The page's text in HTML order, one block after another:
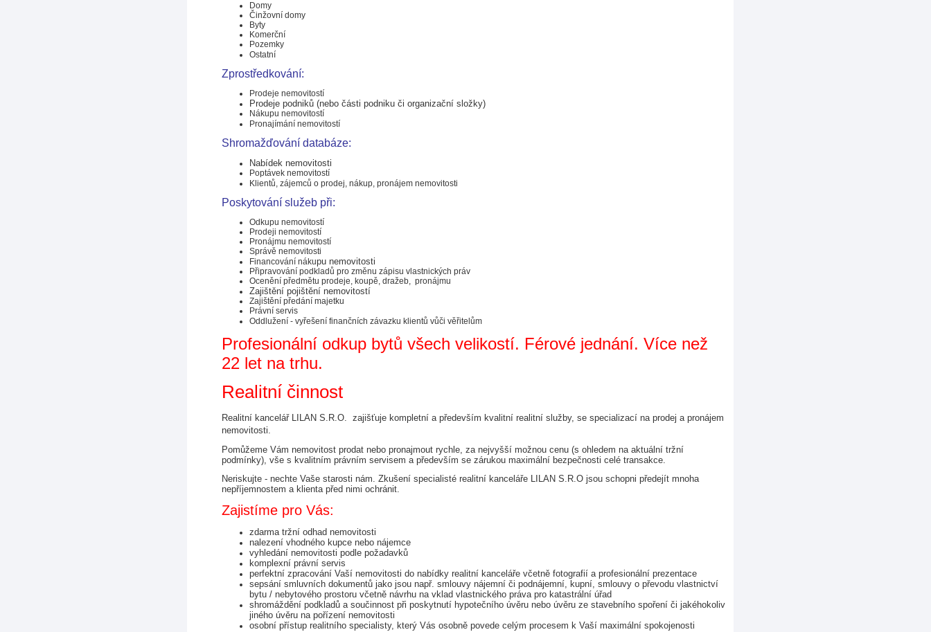
Domy
Činžovní domy
Byty
Komerční
Pozemky
Ostatní
Zprostředkování:
Prodeje nemovitostí
Prodeje podniků (nebo části podniku či organizační složky)
Nákupu nemovitostí
Pronajímání nemovitostí
Shromažďování databáze:
Nabídek nemovitosti
Poptávek nemovitostí
Klientů, zájemců o prodej, nákup, pronájem nemovitosti
Poskytování služeb při:
Odkupu nemovitostí
Prodeji nemovitostí
Pronájmu nemovitostí
Správě nemovitosti
Financování nákupu nemovitosti
Připravování podkladů pro změnu zápisu vlastnických práv
Ocenění předmětu prodeje, koupě, dražeb,  pronájmu
Zajištění pojištění nemovitostí
Zajištění předání majetku
Právní servis
Oddlužení - vyřešení finančních závazku klientů vůči věřitelům
Profesionální odkup bytů všech velikostí. Férové jednání. Více než
22 let na trhu.
Realitní činnost
Realitní kancelář LILAN S.R.O.  zajišťuje kompletní a především kvalitní realitní služby, se specializací na prodej a pronájem
nemovitosti.
Pomůžeme Vám nemovitost prodat nebo pronajmout rychle, za nejvyšší možnou cenu (s ohledem na aktuální tržní
podmínky), vše s kvalitním právním servisem a především se zárukou maximální bezpečnosti celé transakce.
Neriskujte - nechte Vaše starosti nám. Zkušení specialisté realitní kanceláře LILAN S.R.O jsou schopni předejít mnoha
nepříjemnostem a klienta před nimi ochránit.
Zajistíme pro Vás:
zdarma tržní odhad nemovitosti
nalezení vhodného kupce nebo nájemce
vyhledání nemovitosti podle požadavků
komplexní právní servis
perfektní zpracování Vaší nemovitosti do nabídky realitní kanceláře včetně fotografií a profesionální prezentace
sepsání smluvních dokumentů jako jsou např. smlouvy nájemní či podnájemní, kupní, smlouvy o převodu vlastnictví
bytu / nebytového prostoru včetně návrhu na vklad vlastnického práva pro katastrální úřad
shromáždění podkladů a součinnost při poskytnutí hypotečního úvěru nebo úvěru ze stavebního spoření či jakéhokoliv
jiného úvěru na pořízení nemovitosti
osobní přístup realitního specialisty, který Vás osobně povede celým procesem k Vaší maximální spokojenosti